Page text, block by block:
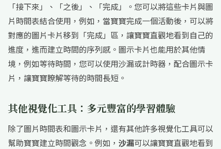
「接下來」、「之後」、「完成」。您可以將這些卡片與圖
片時間表結合使用，例如，當寶寶完成一個活動後，可以將
對應的圖片卡片移到「完成」區，讓寶寶直觀地看到自己的
進度，進而建立時間的序列感。圖示卡片也能用於其他情
境，例如等待時間，您可以使用沙漏或計時器，配合圖示卡
片，讓寶寶瞭解等待的時間長短。
其他視覺化工具：多元豐富的學習體驗
除了圖片時間表和圖示卡片，還有其他許多視覺化工具可以
幫助寶寶建立時間觀念。例如， 沙漏可以讓寶寶直觀地看到